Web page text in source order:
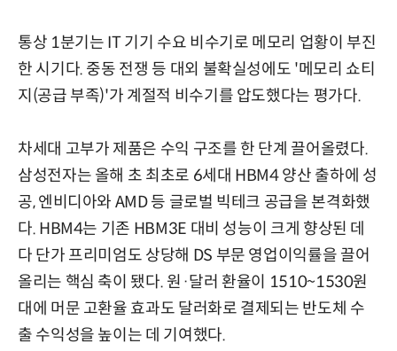
통상 1분기는 IT 기기 수요 비수기로 메모리 업황이 부진
한 시기다. 중동 전쟁 등 대외 불확실성에도 '메모리 쇼티
지(공급 부족)'가 계절적 비수기를 압도했다는 평가다.
차세대 고부가 제품은 수익 구조를 한 단계 끌어올렸다.
삼성전자는 올해 초 최초로 6세대 HBM4 양산 출하에 성
공, 엔비디아와 AMD 등 글로벌 빅테크 공급을 본격화했
다. HBM4는 기존 HBM3E 대비 성능이 크게 향상된 데
다 단가 프리미엄도 상당해 DS 부문 영업이익률을 끌어
올리는 핵심 축이 됐다. 원·달러 환율이 1510~1530원
대에 머문 고환율 효과도 달러화로 결제되는 반도체 수
출 수익성을 높이는 데 기여했다.